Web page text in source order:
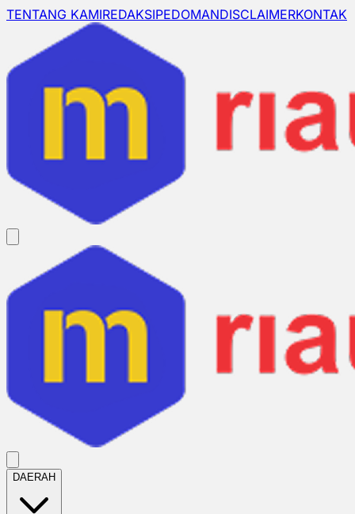
TENTANG KAMIREDAKSIPEDOMANDISCLAIMERKONTAK
DAERAH